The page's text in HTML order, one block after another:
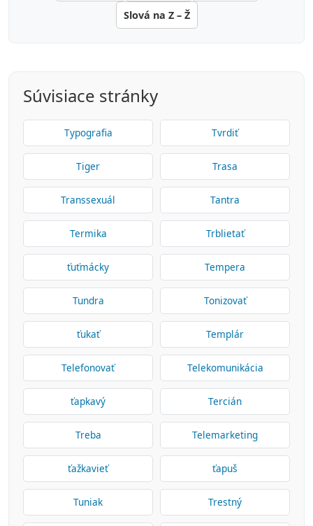
Slová na Z – Ž
Súvisiace stránky
Typografia Tvrdiť
Tiger Trasa
Transsexuál Tantra
Termika Trblietať
ťuťmácky Tempera
Tundra Tonizovať
ťukať Templár
Telefonovať Telekomunikácia
ťapkavý Tercián
Treba Telemarketing
ťažkavieť ťapuš
Tuniak Trestný